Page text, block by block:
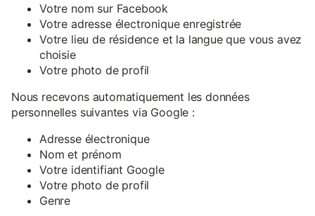
Votre nom sur Facebook
Votre adresse électronique enregistrée
Votre lieu de résidence et la langue que vous avez
choisie
Votre photo de profil
Nous recevons automatiquement les données
personnelles suivantes via Google :
Adresse électronique
Nom et prénom
Votre identifiant Google
Votre photo de profil
Genre